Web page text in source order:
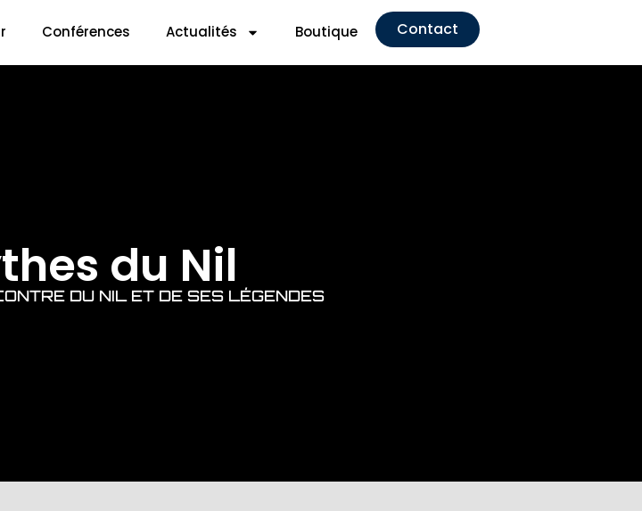
Conférences Actualités Boutique Contact
du Nil
DU NIL ET DE SES LÉGENDES